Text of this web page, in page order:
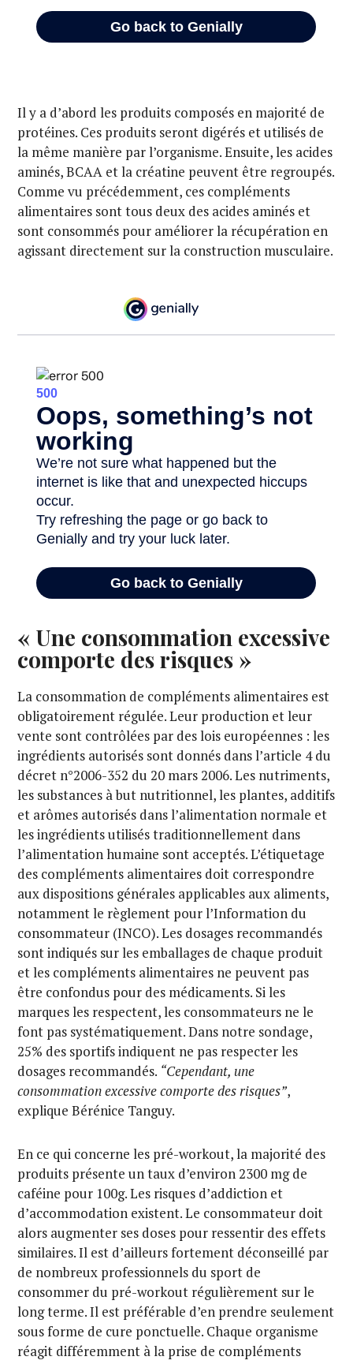
Il y a d’abord les produits composés en majorité de
protéines. Ces produits seront digérés et utilisés de
la même manière par l’organisme. Ensuite, les acides
aminés, BCAA et la créatine peuvent être regroupés.
Comme vu précédemment, ces compléments
alimentaires sont tous deux des acides aminés et
sont consommés pour améliorer la récupération en
agissant directement sur la construction musculaire.
« Une consommation excessive
comporte des risques »
La consommation de compléments alimentaires est
obligatoirement régulée. Leur production et leur
vente sont contrôlées par des lois européennes : les
ingrédients autorisés sont donnés dans l’article 4 du
décret n°2006-352 du 20 mars 2006. Les nutriments,
les substances à but nutritionnel, les plantes, additifs
et arômes autorisés dans l’alimentation normale et
les ingrédients utilisés traditionnellement dans
l’alimentation humaine sont acceptés. L’étiquetage
des compléments alimentaires doit correspondre
aux dispositions générales applicables aux aliments,
notamment le règlement pour l’Information du
consommateur (INCO). Les dosages recommandés
sont indiqués sur les emballages de chaque produit
et les compléments alimentaires ne peuvent pas
être confondus pour des médicaments. Si les
marques les respectent, les consommateurs ne le
font pas systématiquement. Dans notre sondage,
25% des sportifs indiquent ne pas respecter les
dosages recommandés. “Cependant, une
consommation excessive comporte des risques”,
explique Bérénice Tanguy.
En ce qui concerne les pré-workout, la majorité des
produits présente un taux d’environ 2300 mg de
caféine pour 100g. Les risques d’addiction et
d’accommodation existent. Le consommateur doit
alors augmenter ses doses pour ressentir des effets
similaires. Il est d’ailleurs fortement déconseillé par
de nombreux professionnels du sport de
consommer du pré-workout régulièrement sur le
long terme. Il est préférable d’en prendre seulement
sous forme de cure ponctuelle. Chaque organisme
réagit différemment à la prise de compléments